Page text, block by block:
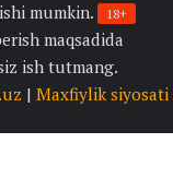
mumkin.
18+
maqsadida
ish tutmang.
| Maxfiylik siyosati